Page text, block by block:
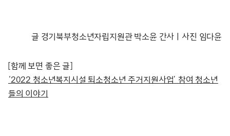
글 경기북부청소년자립지원관 박소윤 간사ㅣ사진 임다윤
[함께 보면 좋은 글]
‘2022 청소년복지시설 퇴소청소년 주거지원사업’ 참여 청소년
들의 이야기